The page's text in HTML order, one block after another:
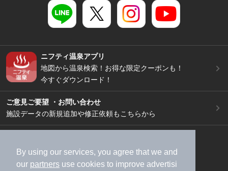
By using our services, you agree that we and
our partners use cookies to improve advertisi
ニフティ温泉アプリ
地図から温泉検索！お得な限定クーポンも！
今すぐダウンロード！
ご意見ご要望 ・お問い合わせ
施設データの新規追加や修正依頼もこちらから
加盟店募集（資料請求）
広告出稿のご案内
利用規約
ライフスタイルMEMBERS+規約